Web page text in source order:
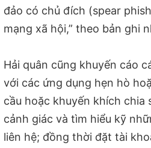
đảo có chủ đích (spear
mạng xã hội,” theo bản ghi
Hải quân cũng khuyến cáo
với các ứng dụng hẹn hò
cầu hoặc khuyến khích chia
cảnh giác và tìm hiểu kỹ
liên hệ; đồng thời đặt tài